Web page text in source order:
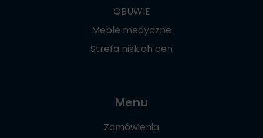
OBUWIE
Meble medyczne
Strefa niskich cen
Menu
Zamówienia